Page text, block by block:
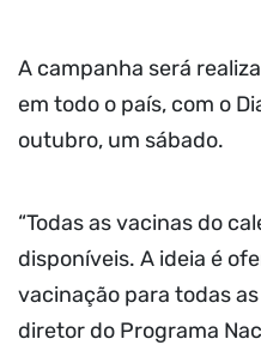
A campanha será
em todo o país, com o
outubro, um sábado.
“Todas as vacinas do
disponíveis. A ideia é
vacinação para todas
diretor do Programa